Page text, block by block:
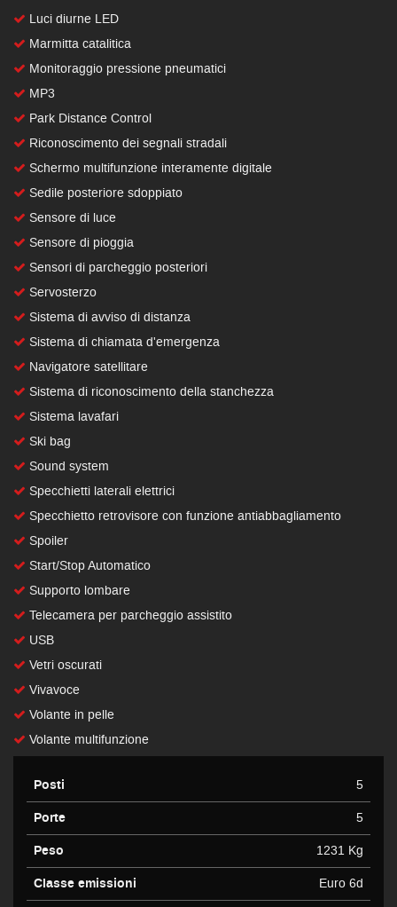
Luci diurne LED
Marmitta catalitica
Monitoraggio pressione pneumatici
MP3
Park Distance Control
Riconoscimento dei segnali stradali
Schermo multifunzione interamente digitale
Sedile posteriore sdoppiato
Sensore di luce
Sensore di pioggia
Sensori di parcheggio posteriori
Servosterzo
Sistema di avviso di distanza
Sistema di chiamata d'emergenza
Navigatore satellitare
Sistema di riconoscimento della stanchezza
Sistema lavafari
Ski bag
Sound system
Specchietti laterali elettrici
Specchietto retrovisore con funzione antiabbagliamento
Spoiler
Start/Stop Automatico
Supporto lombare
Telecamera per parcheggio assistito
USB
Vetri oscurati
Vivavoce
Volante in pelle
Volante multifunzione
Posti 5
Porte 5
Peso 1231 Kg
Classe emissioni Euro 6d